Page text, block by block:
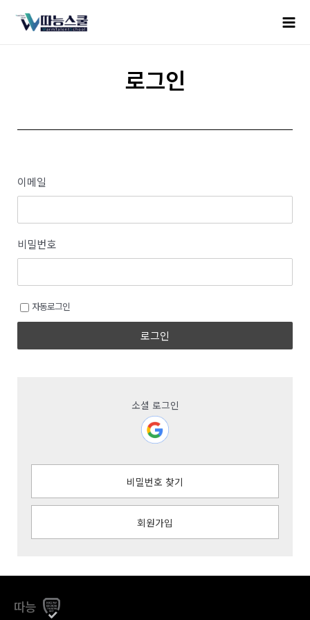
로그인
이메일
비밀번호
자동로그인
로그인
소셜 로그인
비밀번호 찾기
회원가입
따능